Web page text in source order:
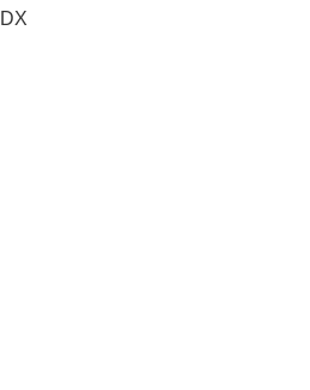
DX